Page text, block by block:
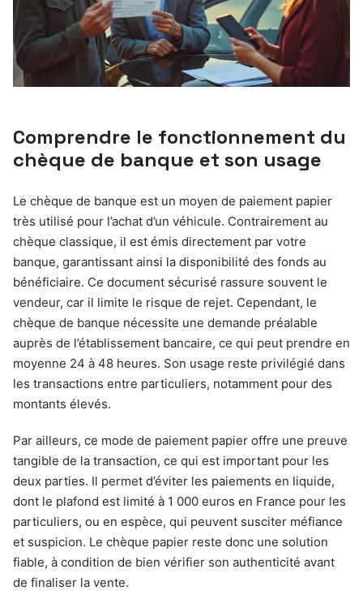
Comprendre le fonctionnement du
chèque de banque et son usage
Le chèque de banque est un moyen de paiement papier
très utilisé pour l’achat d’un véhicule. Contrairement au
chèque classique, il est émis directement par votre
banque, garantissant ainsi la disponibilité des fonds au
bénéficiaire. Ce document sécurisé rassure souvent le
vendeur, car il limite le risque de rejet. Cependant, le
chèque de banque nécessite une demande préalable
auprès de l’établissement bancaire, ce qui peut prendre en
moyenne 24 à 48 heures. Son usage reste privilégié dans
les transactions entre particuliers, notamment pour des
montants élevés.
Par ailleurs, ce mode de paiement papier offre une preuve
tangible de la transaction, ce qui est important pour les
deux parties. Il permet d’éviter les paiements en liquide,
dont le plafond est limité à 1 000 euros en France pour les
particuliers, ou en espèce, qui peuvent susciter méfiance
et suspicion. Le chèque papier reste donc une solution
fiable, à condition de bien vérifier son authenticité avant
de finaliser la vente.